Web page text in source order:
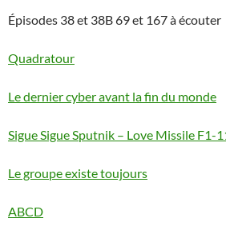
Épisodes 38 et 38B 69 et 167 à écouter
Quadratour
Le dernier cyber avant la fin du monde
Sigue Sigue Sputnik – Love Missile F1-
Le groupe existe toujours
ABCD